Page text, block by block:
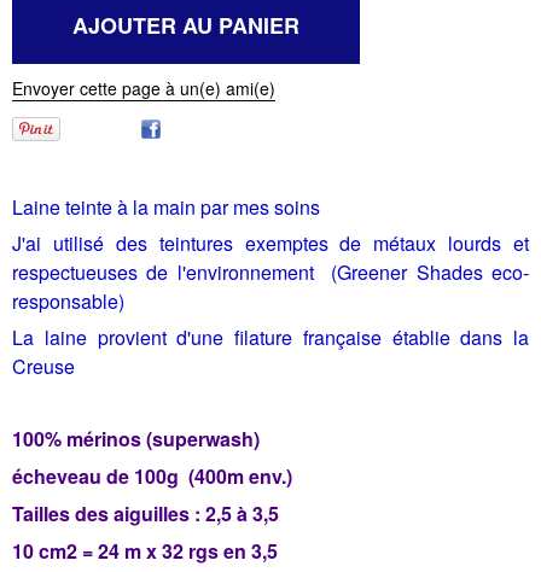
Envoyer cette page à un(e) ami(e)
Laine teinte à la main par mes soins
J'ai utilisé des teintures exemptes de métaux lourds et
respectueuses de l'environnement (Greener Shades eco-
responsable)
La laine provient d'une filature française établie dans la
Creuse
100% mérinos (superwash)
écheveau de 100g (400m env.)
Tailles des aiguilles : 2,5 à 3,5
10 cm2 = 24 m x 32 rgs en 3,5